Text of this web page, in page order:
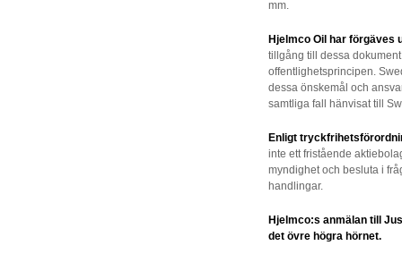
mm.
Hjelmco Oil har förgäves
tillgång till dessa
offentlighetsprincipen.
dessa önskemål och
samtliga fall hänvisat till
Enligt
inte ett fristående
myndighet och besluta i
handlingar.
Hjelmco:s anmälan till
det övre högra hörnet.